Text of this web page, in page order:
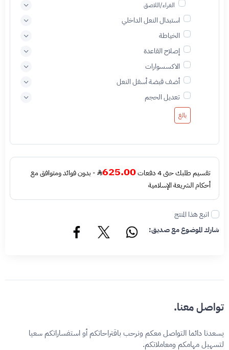
الغراء/اللاصق
استبدال النعل الداخلي
الخياطة
إصلاح القاعدة
الاكسسوارات
أضف قبضة أسفل النعل
تعديل الحجم
بالغ
تقسيم طلبك حتى 4 دفعات 625.00
- بدون فوائد ومتوافق مع
أحكام الشريعة الإسلامية
اتبع هذا المنتج
شارك الموضوع مع صديق:
تواصل معنا.
يسعدنا دائما التواصل معكم ونرحب باقتراحاتكم أو استفساراتكم سعيا
لتسهيل مهامكم ومعاملاتكم.